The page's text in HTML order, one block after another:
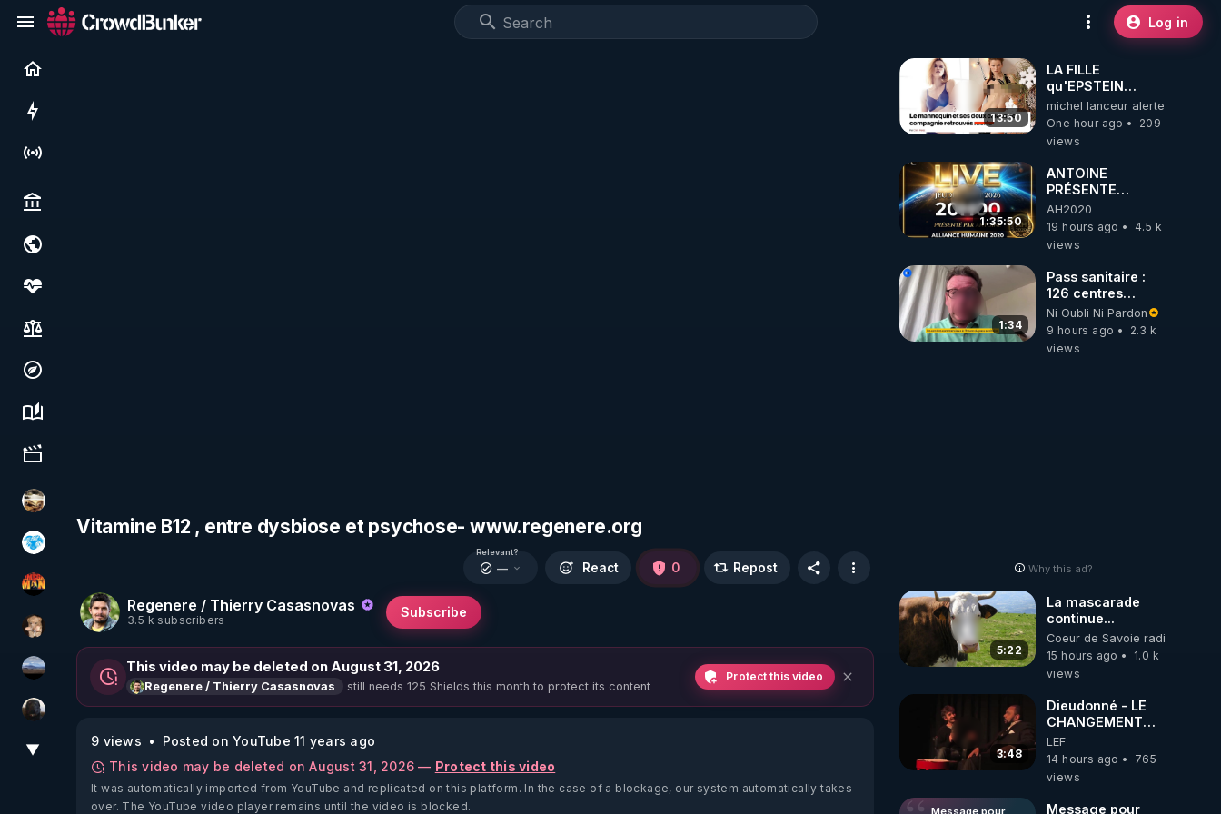
Log in
Live
Politics & institutions
Society, justice & freedoms
Economy, environment & technology
Science, history & spirituality
Culture, media & entertainment
patatrak
A.D.N.M
OHM ÉGA MAN
DataCenter
michel lanceur alerte
TrueMedia
▼
Vitamine B12 , entre dysbiose et psychose- www.regenere.org
Regenere / Thierry Casasnovas
3.5 k subscribers
Subscribe
Relevant?
— React 0 Repost
This video may be deleted on August 31, 2026
Regenere / Thierry Casasnovas still needs 125 Shields this month to protect its content
Protect this video
9 views
Posted on YouTube 11 years ago
This video may be deleted on August 31, 2026 — Protect this video
It was automatically imported from YouTube and replicated on this platform. In the case of a blockage, our system automatically takes
over. The YouTube video player remains until the video is blocked.
13:50
LA FILLE
qu'EPSTEIN
VOULAIT CACHER
michel lanceur alerte
One hour ago
209
views
1:35:50
ANTOINE
PRÉSENTE
AH2020 LE LIVE
20H ***DU
06/08/2026***
AH2020
19 hours ago
4.5 k
views
1:34
Pass sanitaire :
126 centres
commerciaux
concernés par
l'obligation dans
Ni Oubli Ni Pardon
9 hours ago
2.3 k
views
Why this ad?
5:22
La mascarade
continue...
Coeur de Savoie radioweb TV
15 hours ago
1.0 k
views
3:48
Dieudonné - LE
CHANGEMENT
C'EST
MAINTENANT
LEF
14 hours ago
765
views
Message pour
Message pour